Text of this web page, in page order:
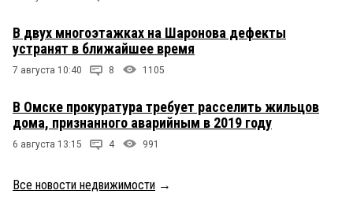
В двух многоэтажках на Шаронова дефекты
устранят в ближайшее время
7 августа 10:40 8 1105
В Омске прокуратура требует расселить жильцов
дома, признанного аварийным в 2019 году
6 августа 13:15 4 991
Все новости недвижимости →